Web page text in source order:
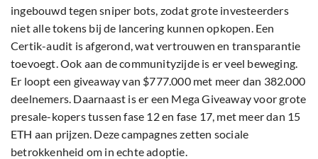
ingebouwd tegen sniper bots, zodat grote investeerders
niet alle tokens bij de lancering kunnen opkopen. Een
Certik-audit is afgerond, wat vertrouwen en transparantie
toevoegt. Ook aan de communityzijde is er veel beweging.
Er loopt een giveaway van $777.000 met meer dan 382.000
deelnemers. Daarnaast is er een Mega Giveaway voor grote
presale-kopers tussen fase 12 en fase 17, met meer dan 15
ETH aan prijzen. Deze campagnes zetten sociale
betrokkenheid om in echte adoptie.